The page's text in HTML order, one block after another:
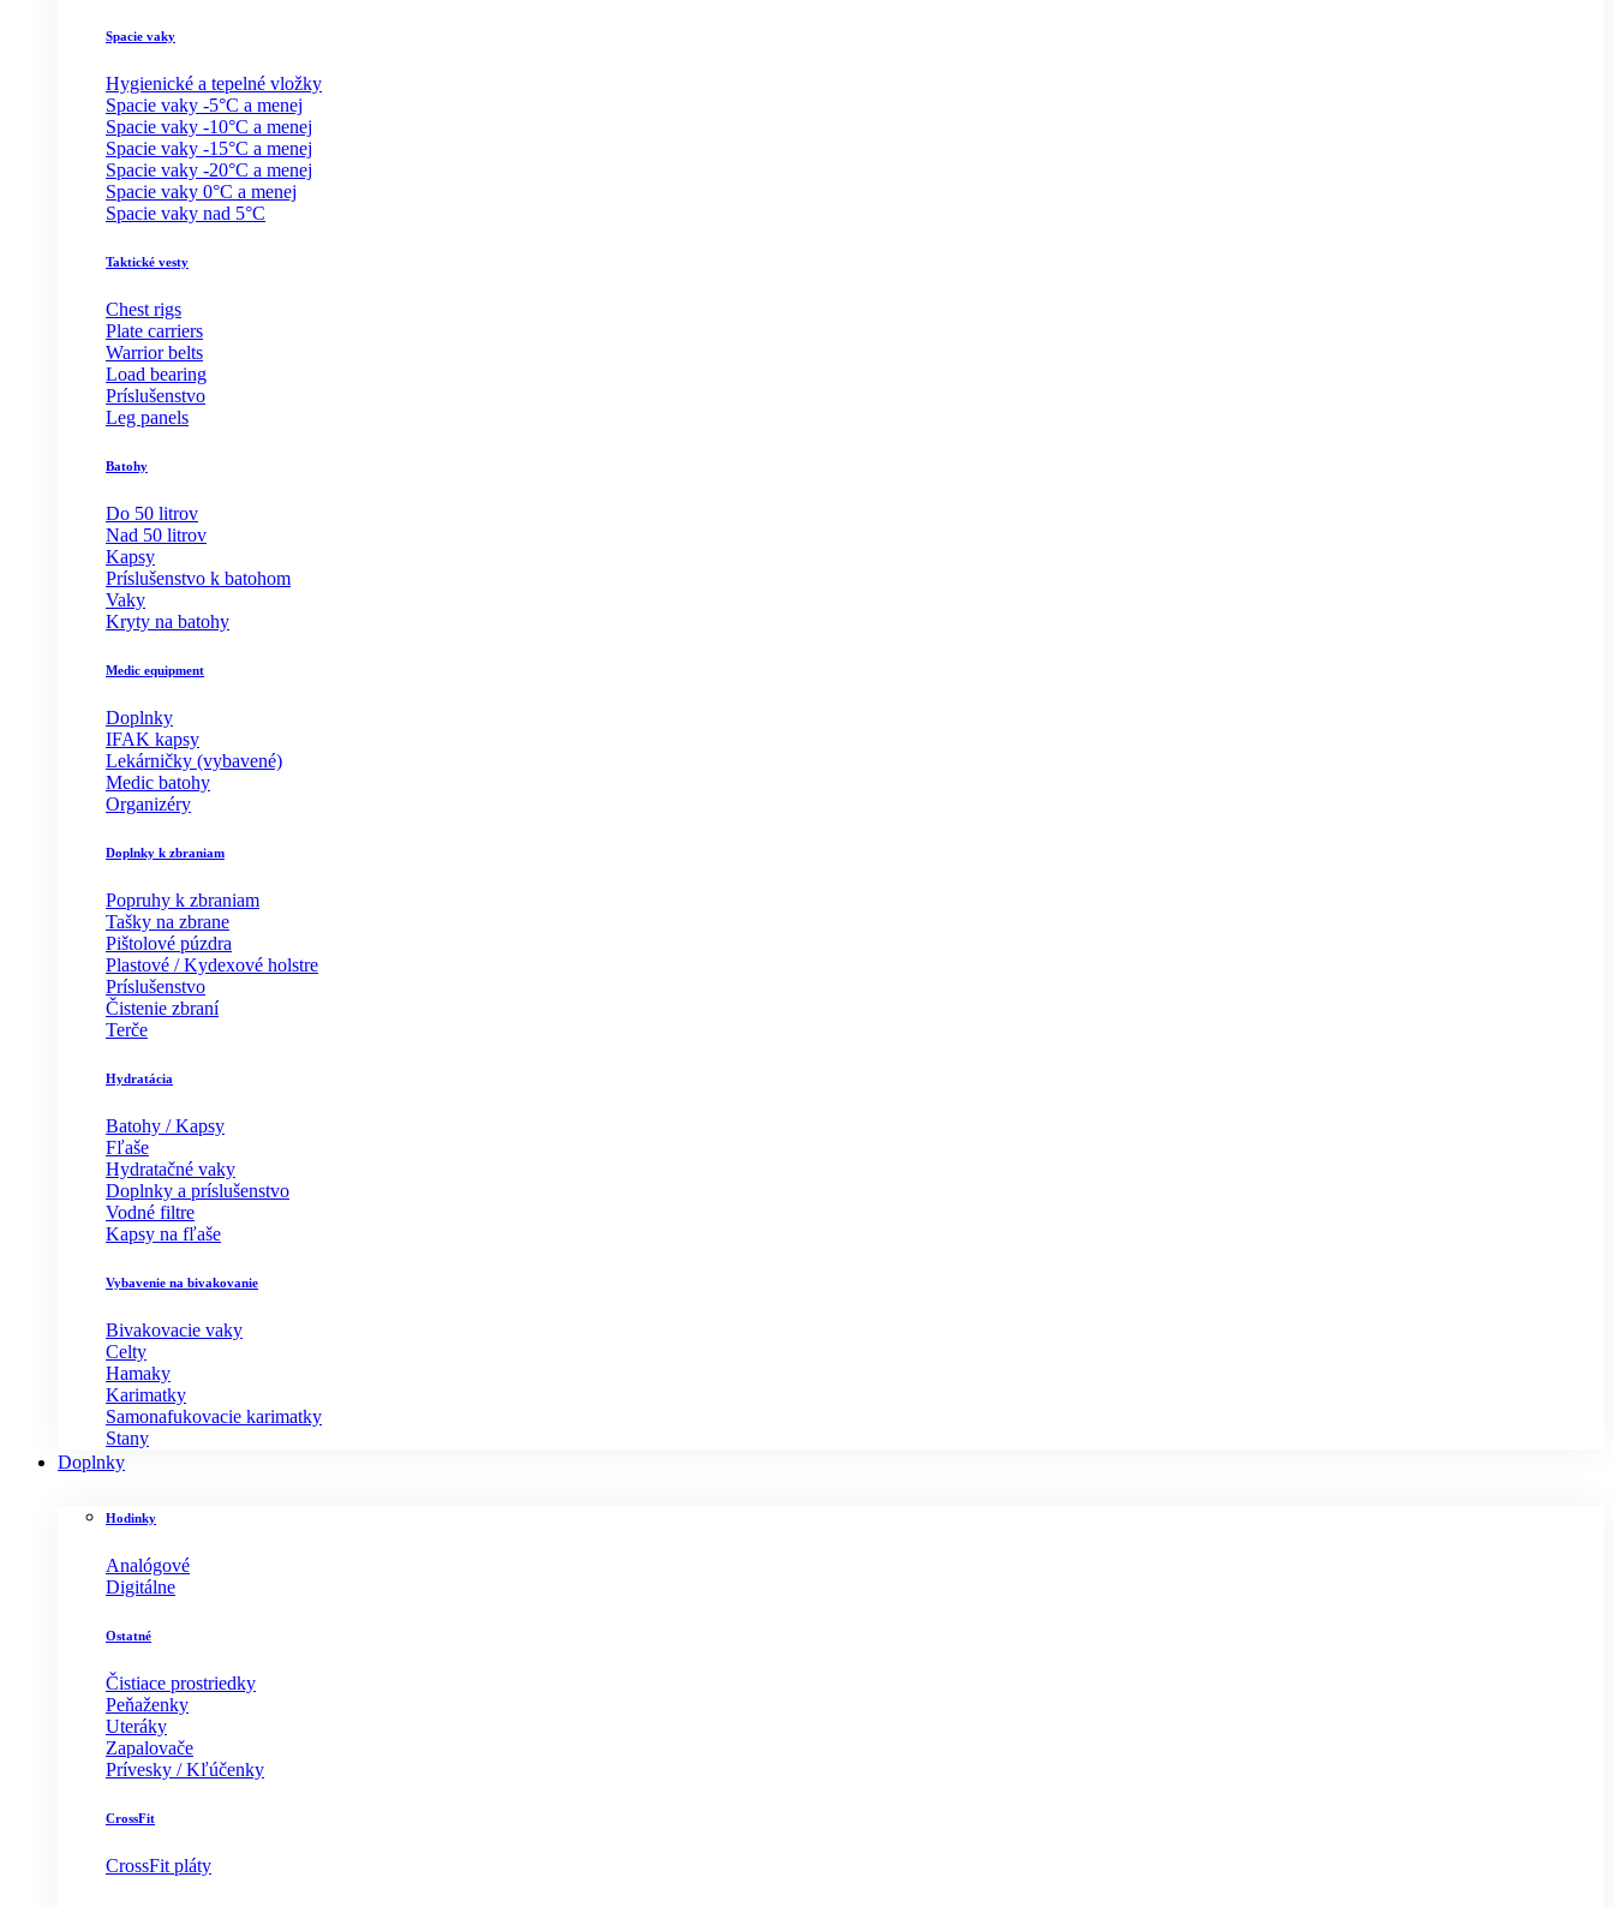
Spacie vaky
Hygienické a tepelné vložky
Spacie vaky -5°C a menej
Spacie vaky -10°C a menej
Spacie vaky -15°C a menej
Spacie vaky -20°C a menej
Spacie vaky 0°C a menej
Spacie vaky nad 5°C
Taktické vesty
Chest rigs
Plate carriers
Warrior belts
Load bearing
Príslušenstvo
Leg panels
Batohy
Do 50 litrov
Nad 50 litrov
Kapsy
Príslušenstvo k batohom
Vaky
Kryty na batohy
Medic equipment
Doplnky
IFAK kapsy
Lekárničky (vybavené)
Medic batohy
Organizéry
Doplnky k zbraniam
Popruhy k zbraniam
Tašky na zbrane
Pištolové púzdra
Plastové / Kydexové holstre
Príslušenstvo
Čistenie zbraní
Terče
Hydratácia
Batohy / Kapsy
Fľaše
Hydratačné vaky
Doplnky a príslušenstvo
Vodné filtre
Kapsy na fľaše
Vybavenie na bivakovanie
Bivakovacie vaky
Celty
Hamaky
Karimatky
Samonafukovacie karimatky
Stany
Doplnky
Hodinky
Analógové
Digitálne
Ostatné
Čistiace prostriedky
Peňaženky
Uteráky
Zapalovače
Prívesky / Kľúčenky
CrossFit
CrossFit pláty